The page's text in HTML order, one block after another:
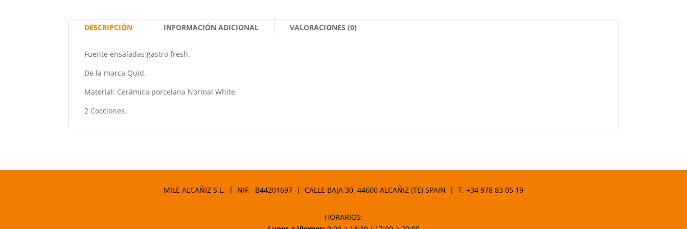
DESCRIPCIÓN INFORMACIÓN ADICIONAL VALORACIONES (0)
Fuente ensaladas gastro fresh.
De la marca Quid.
Material: Cerámica porcelana Normal White.
2 Cocciones.
MILE ALCAÑIZ S.L. | NIF.- B44201697 | CALLE BAJA 30. 44600 ALCAÑIZ (TE) SPAIN | T. +34 978 83 05 19
HORARIOS: